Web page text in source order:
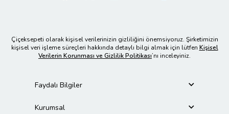
Çiçeksepeti olarak kişisel verilerinizin gizliliğini önemsiyoruz. Şirketimizin
kişisel veri işleme süreçleri hakkında detaylı bilgi almak için lütfen Kişisel
Verilerin Korunması ve Gizlilik Politikası’nı inceleyiniz.
Faydalı Bilgiler
Kurumsal